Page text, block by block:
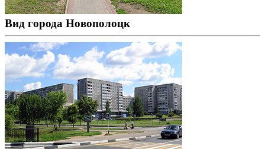
Вид города Новополоцк